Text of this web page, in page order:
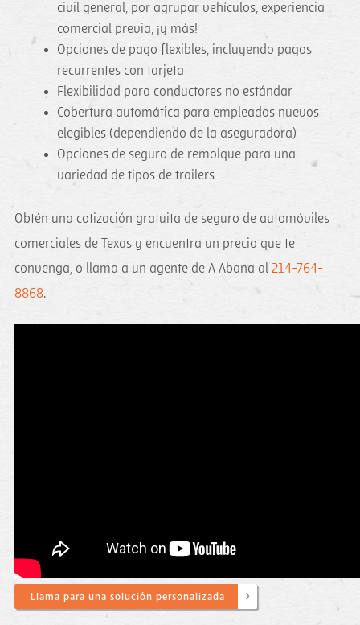
civil general, por agrupar vehículos, experiencia
comercial previa, ¡y más!
Opciones de pago flexibles, incluyendo pagos
recurrentes con tarjeta
Flexibilidad para conductores no estándar
Cobertura automática para empleados nuevos
elegibles (dependiendo de la aseguradora)
Opciones de seguro de remolque para una
variedad de tipos de trailers
Obtén una cotización gratuita de seguro de automóviles
comerciales de Texas y encuentra un precio que te
convenga, o llama a un agente de A Abana al 214-764-
8868.
Llama para una solución personalizada